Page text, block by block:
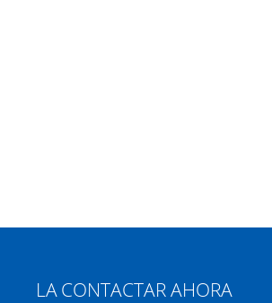
LACONTACTAR AHORA